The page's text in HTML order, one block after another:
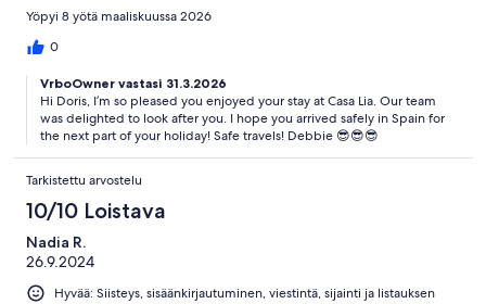
Yöpyi 8 yötä maaliskuussa 2026
0
VrboOwner vastasi 31.3.2026
Hi Doris, I’m so pleased you enjoyed your stay at Casa Lia. Our team
was delighted to look after you. I hope you arrived safely in Spain for
the next part of your holiday! Safe travels! Debbie 😎😎😎
Tarkistettu arvostelu
10/10 Loistava
Nadia R.
26.9.2024
Hyvää: Siisteys, sisäänkirjautuminen, viestintä, sijainti ja listauksen